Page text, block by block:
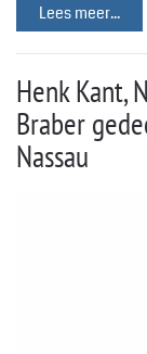
Lees meer...
Henk Kant,
Braber
Nassau